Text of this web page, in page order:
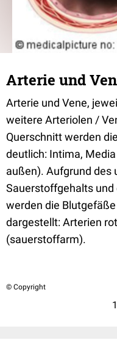
Arterie und
Arterie und Vene,
weitere Arteriolen /
Querschnitt werden
deutlich: Intima,
außen). Aufgrund des
Sauerstoffgehalts
werden die
dargestellt: Arterien
(sauerstoffarm).
© Copyright